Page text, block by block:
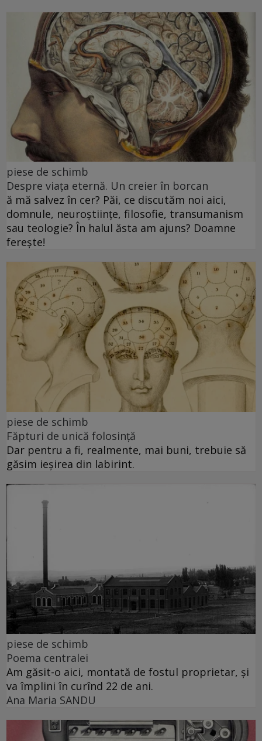
piese de schimb
Despre viața eternă. Un creier în borcan
ă mă salvez în cer? Păi, ce discutăm noi aici,
domnule, neuroștiințe, filosofie, transumanism
sau teologie? În halul ăsta am ajuns? Doamne
ferește!
piese de schimb
Făpturi de unică folosință
Dar pentru a fi, realmente, mai buni, trebuie să
găsim ieșirea din labirint.
piese de schimb
Poema centralei
Am găsit-o aici, montată de fostul proprietar, și
va împlini în curînd 22 de ani.
Ana Maria SANDU